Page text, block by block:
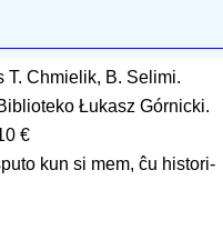
T. Chmielik, B. Selimi.
Łukasz Górnicki.
€
kun si mem, ĉu histori-